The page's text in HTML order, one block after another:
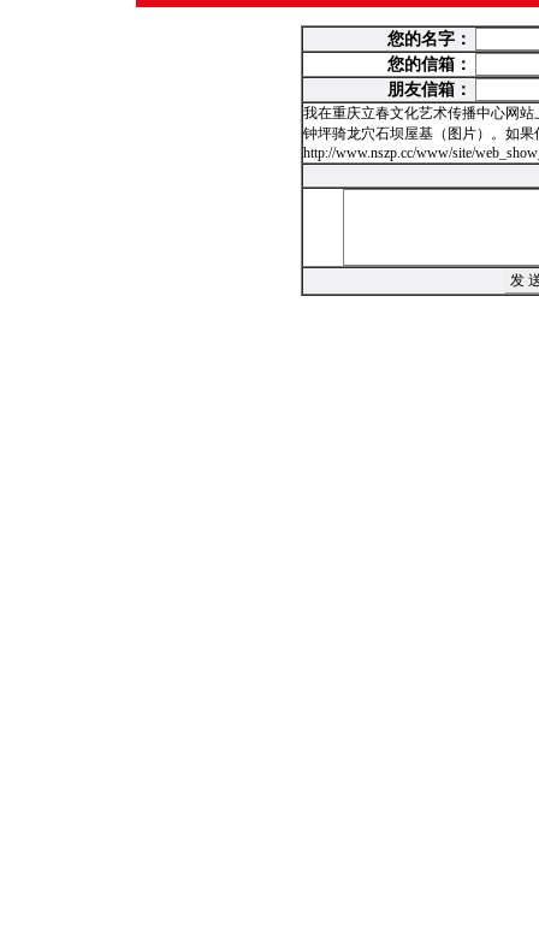
您的名字：
您的信箱：
朋友信箱：
我在重庆立春文化艺术传播中心网
钟坪骑龙穴石坝屋基（图片）。如
http://www.nszp.cc/www/site/